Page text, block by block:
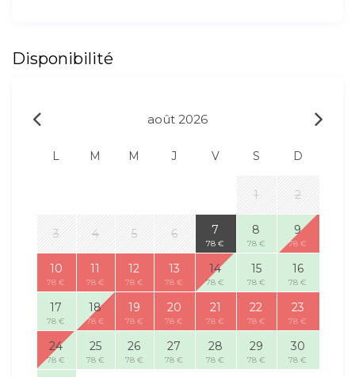
Disponibilité
août 2026
L M M J V S D
1 2
3 4 5 6 7
78 €
8
78 €
9
78 €
10
78 €
11
78 €
12
78 €
13
78 €
14
78 €
15
78 €
16
78 €
17
78 €
18
78 €
19
78 €
20
78 €
21
78 €
22
78 €
23
78 €
24
78 €
25
78 €
26
78 €
27
78 €
28
78 €
29
78 €
30
78 €